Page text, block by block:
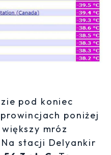
pod koniec
poniżej
mróz
stacji Delyankir